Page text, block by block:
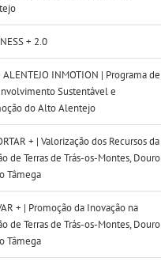
+ 2.0
ALENTEJO INMOTION | Programa de
Sustentável e
do Alto Alentejo
+ | Valorização dos Recursos da
de Terras de Trás-os-Montes, Douro
Tâmega
+ | Promoção da Inovação na
de Terras de Trás-os-Montes, Douro
Tâmega